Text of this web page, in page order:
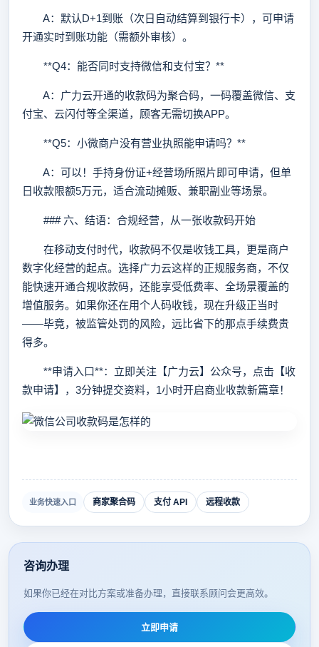
A：默认D+1到账（次日自动结算到银行卡），可申请
开通实时到账功能（需额外审核）。
**Q4：能否同时支持微信和支付宝？**
A：广力云开通的收款码为聚合码，一码覆盖微信、支
付宝、云闪付等全渠道，顾客无需切换APP。
**Q5：小微商户没有营业执照能申请吗？**
A：可以！手持身份证+经营场所照片即可申请，但单
日收款限额5万元，适合流动摊贩、兼职副业等场景。
### 六、结语：合规经营，从一张收款码开始
在移动支付时代，收款码不仅是收钱工具，更是商户
数字化经营的起点。选择广力云这样的正规服务商，不仅
能快速开通合规收款码，还能享受低费率、全场景覆盖的
增值服务。如果你还在用个人码收钱，现在升级正当时
——毕竟，被监管处罚的风险，远比省下的那点手续费贵
得多。
**申请入口**：立即关注【广力云】公众号，点击【收
款申请】，3分钟提交资料，1小时开启商业收款新篇章！
业务快速入口 商家聚合码 支付 API 远程收款
咨询办理
如果你已经在对比方案或准备办理，直接联系顾问会更高效。
立即申请